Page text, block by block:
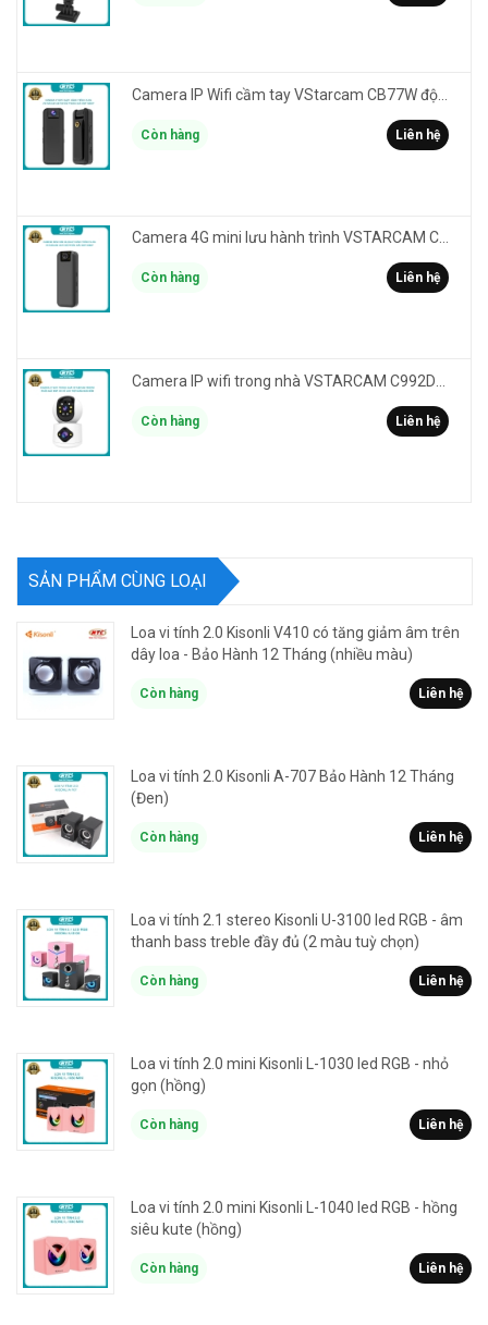
Còn hàng Liên hệ
Còn hàng Liên hệ
Còn hàng Liên hệ
SẢN PHẨM CÙNG LOẠI
Loa vi tính 2.0 Kisonli V410 có tăng giảm âm trên
dây loa - Bảo Hành 12 Tháng (nhiều màu)
Còn hàng Liên hệ
Loa vi tính 2.0 Kisonli A-707 Bảo Hành 12 Tháng
(Đen)
Còn hàng Liên hệ
Loa vi tính 2.1 stereo Kisonli U-3100 led RGB - âm
thanh bass treble đầy đủ (2 màu tuỳ chọn)
Còn hàng Liên hệ
Loa vi tính 2.0 mini Kisonli L-1030 led RGB - nhỏ
gọn (hồng)
Còn hàng Liên hệ
Loa vi tính 2.0 mini Kisonli L-1040 led RGB - hồng
siêu kute (hồng)
Còn hàng Liên hệ